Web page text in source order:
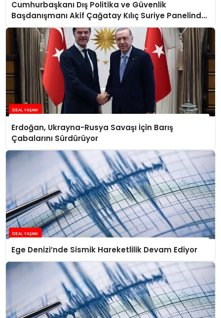
Cumhurbaşkanı Dış Politika ve Güvenlik
Başdanışmanı Akif Çağatay Kılıç Suriye Panelinde
Konuştu
Erdoğan, Ukrayna-Rusya Savaşı İçin Barış
Çabalarını Sürdürüyor
Ege Denizi’nde Sismik Hareketlilik Devam Ediyor